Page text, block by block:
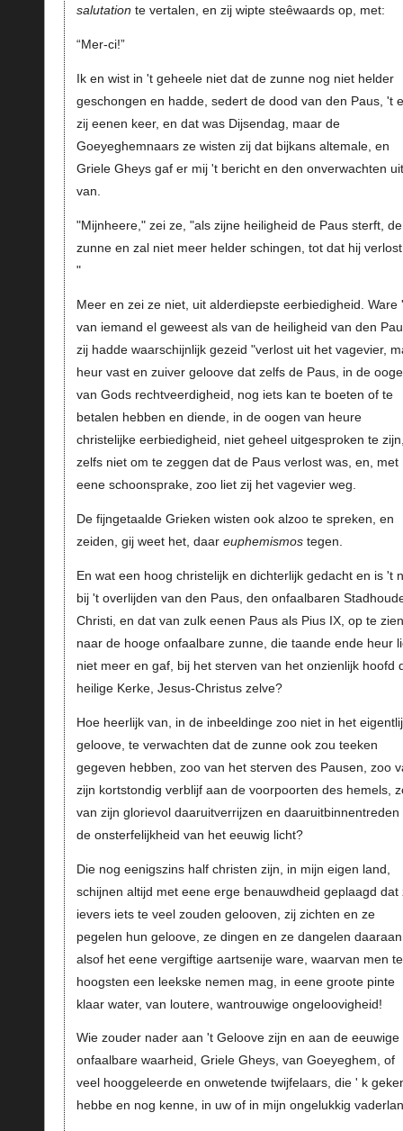
salutation te vertalen, en zij wipte steêwaards op, met:
“Mer-ci!”
Ik en wist in 't geheele niet dat de zunne nog niet helder
geschongen en hadde, sedert de dood van den Paus, 't
zij eenen keer, en dat was Dijsendag, maar de
Goeyeghemnaars ze wisten zij dat bijkans altemale, en
Griele Gheys gaf er mij 't bericht en den onverwachten
van.
"Mijnheere," zei ze, "als zijne heiligheid de Paus sterft, de
zunne en zal niet meer helder schingen, tot dat hij
"
Meer en zei ze niet, uit alderdiepste eerbiedigheid. Ware
van iemand el geweest als van de heiligheid van den
zij hadde waarschijnlijk gezeid "verlost uit het vagevier,
heur vast en zuiver geloove dat zelfs de Paus, in de
van Gods rechtveerdigheid, nog iets kan te boeten of te
betalen hebben en diende, in de oogen van heure
christelijke eerbiedigheid, niet geheel uitgesproken te
zelfs niet om te zeggen dat de Paus verlost was, en, met
eene schoonsprake, zoo liet zij het vagevier weg.
De fijngetaalde Grieken wisten ook alzoo te spreken, en
zeiden, gij weet het, daar euphemismostegen.
En wat een hoog christelijk en dichterlijk gedacht en is 't
bij 't overlijden van den Paus, den onfaalbaren
Christi, en dat van zulk eenen Paus als Pius IX, op te zien
naar de hooge onfaalbare zunne, die taande ende heur
niet meer en gaf, bij het sterven van het onzienlijk hoofd
heilige Kerke, Jesus-Christus zelve?
Hoe heerlijk van, in de inbeeldinge zoo niet in het
geloove, te verwachten dat de zunne ook zou teeken
gegeven hebben, zoo van het sterven des Pausen, zoo
zijn kortstondig verblijf aan de voorpoorten des hemels,
van zijn glorievol daaruitverrijzen en daaruitbinnentreden
de onsterfelijkheid van het eeuwig licht?
Die nog eenigszins half christen zijn, in mijn eigen land,
schijnen altijd met eene erge benauwdheid geplaagd dat
ievers iets te veel zouden gelooven, zij zichten en ze
pegelen hun geloove, ze dingen en ze dangelen
alsof het eene vergiftige aartsenije ware, waarvan men
hoogsten een leekske nemen mag, in eene groote pinte
klaar water, van loutere, wantrouwige ongeloovigheid!
Wie zouder nader aan 't Geloove zijn en aan de eeuwige
onfaalbare waarheid, Griele Gheys, van Goeyeghem, of
veel hooggeleerde en onwetende twijfelaars, die ' k
hebbe en nog kenne, in uw of in mijn ongelukkig